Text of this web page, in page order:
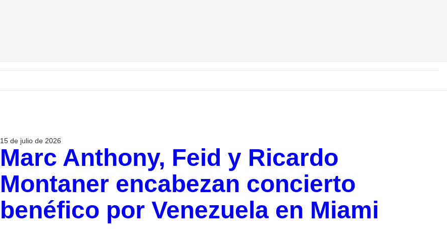
15 de julio de 2026
Marc Anthony, Feid y Ricardo
Montaner encabezan concierto
benéfico por Venezuela en Miami